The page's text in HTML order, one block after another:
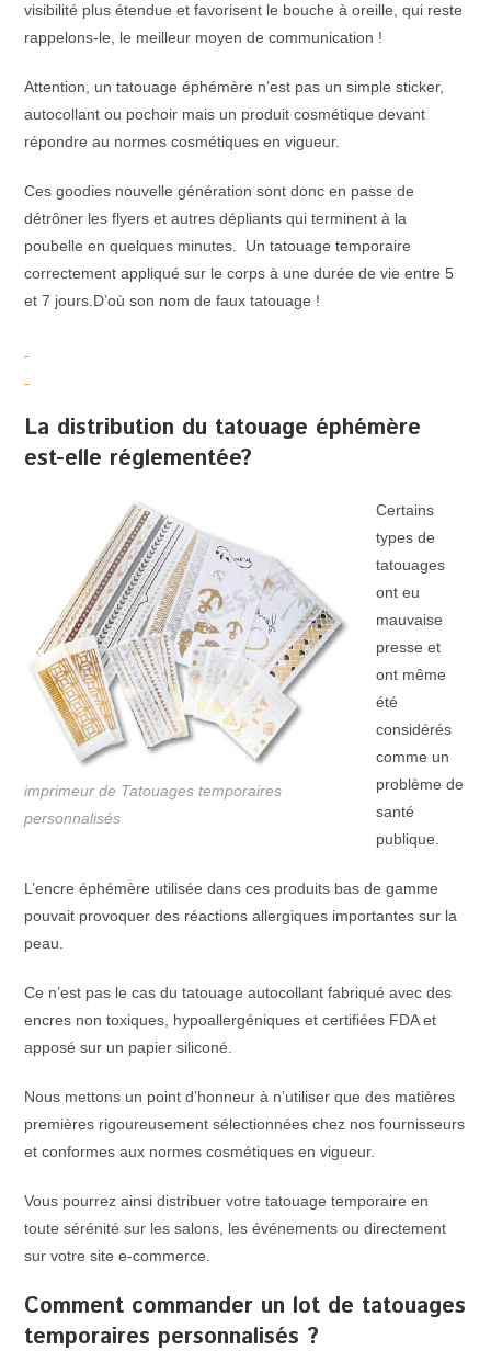
visibilité plus étendue et favorisent le bouche à oreille, qui reste
rappelons-le, le meilleur moyen de communication !
Attention, un tatouage éphémère n’est pas un simple sticker,
autocollant ou pochoir mais un produit cosmétique devant
répondre au normes cosmétiques en vigueur.
Ces goodies nouvelle génération sont donc en passe de
détrôner les flyers et autres dépliants qui terminent à la
poubelle en quelques minutes. Un tatouage temporaire
correctement appliqué sur le corps à une durée de vie entre 5
et 7 jours.D’où son nom de faux tatouage !
La distribution du tatouage éphémère
est-elle réglementée?
imprimeur de Tatouages temporaires
personnalisés
Certains
types de
tatouages
ont eu
mauvaise
presse et
ont même
été
considérés
comme un
problème de
santé
publique.
L’encre éphémère utilisée dans ces produits bas de gamme
pouvait provoquer des réactions allergiques importantes sur la
peau.
Ce n’est pas le cas du tatouage autocollant fabriqué avec des
encres non toxiques, hypoallergéniques et certifiées FDA et
apposé sur un papier siliconé.
Nous mettons un point d’honneur à n’utiliser que des matières
premières rigoureusement sélectionnées chez nos fournisseurs
et conformes aux normes cosmétiques en vigueur.
Vous pourrez ainsi distribuer votre tatouage temporaire en
toute sérénité sur les salons, les événements ou directement
sur votre site e-commerce.
Comment commander un lot de tatouages
temporaires personnalisés ?